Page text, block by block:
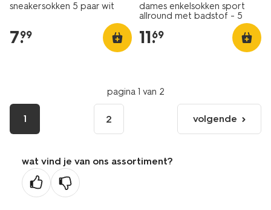
sneakersokken 5 paar wit
7.
99
dames enkelsokken sport
allround met badstof - 5
11.
69
pagina 1 van 2
1 2
volgende
pagina
volgende
wat vind je van ons assortiment?